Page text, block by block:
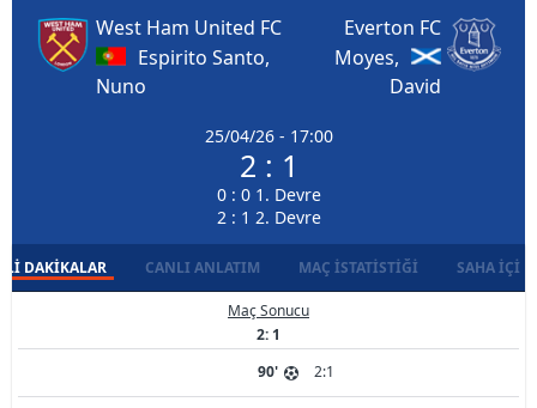
West Ham United FC
Espirito Santo,
Nuno
25/04/26 - 17:00
2 : 1
0 : 0 1. Devre
2 : 1 2. Devre
Everton FC
Moyes,
David
DAKIKALAR CANLI ANLATIM MAÇ İSTATISTIĞI SAHA İÇI
Maç Sonucu
2: 1
90'
2:1